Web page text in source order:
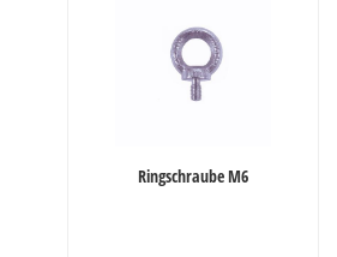
Ringschraube M6